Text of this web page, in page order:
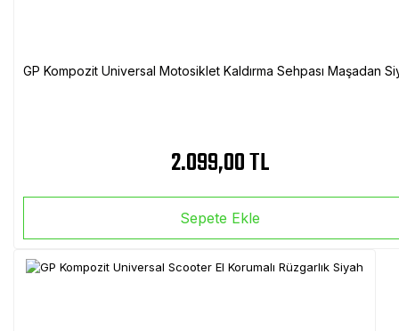
GP Kompozit Universal Motosiklet Kaldırma Sehpası Maşadan
2.099,00 TL
Sepete Ekle